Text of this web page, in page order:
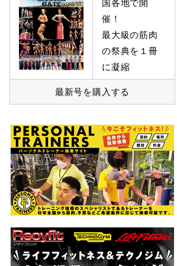
国各地で開
催！
最大級の筋肉
の祭典を１冊
に凝縮
最新号を購入する